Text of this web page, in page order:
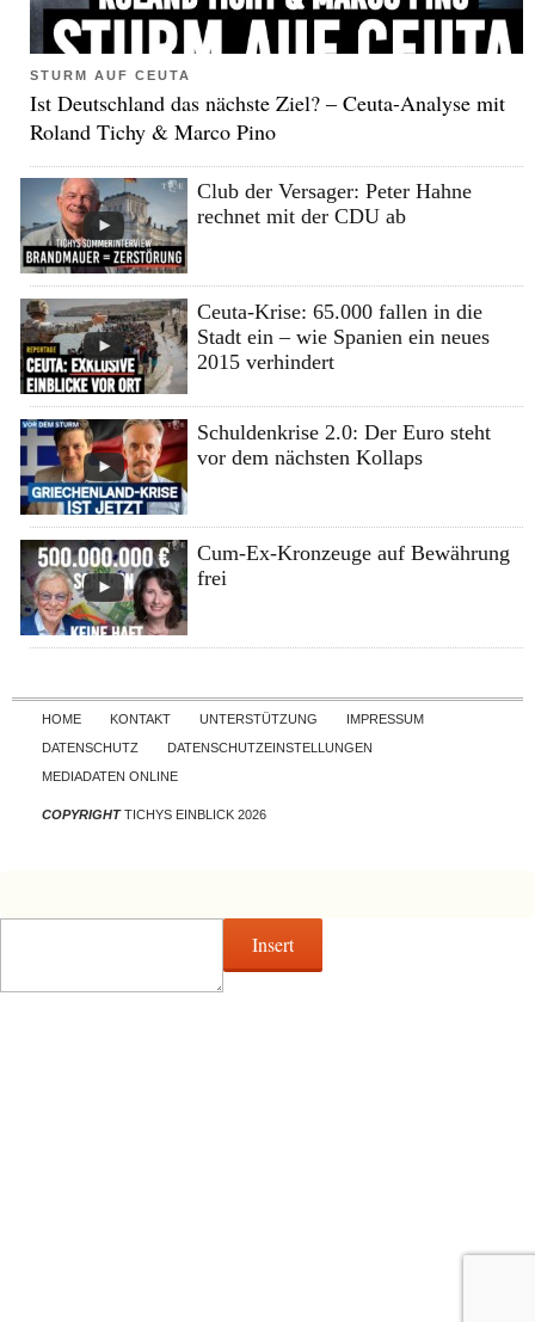
STURM AUF CEUTA
Ist Deutschland das nächste Ziel? – Ceuta-Analyse mit
Roland Tichy & Marco Pino
Club der Versager: Peter Hahne
rechnet mit der CDU ab
Ceuta-Krise: 65.000 fallen in die
Stadt ein – wie Spanien ein neues
2015 verhindert
Schuldenkrise 2.0: Der Euro steht
vor dem nächsten Kollaps
Cum-Ex-Kronzeuge auf Bewährung
frei
Skip to content
HOME KONTAKT UNTERSTÜTZUNG
IMPRESSUM
DATENSCHUTZ
DATENSCHUTZEINSTELLUNGEN
MEDIADATEN ONLINE
COPYRIGHTTICHYS EINBLICK 2026
Insert